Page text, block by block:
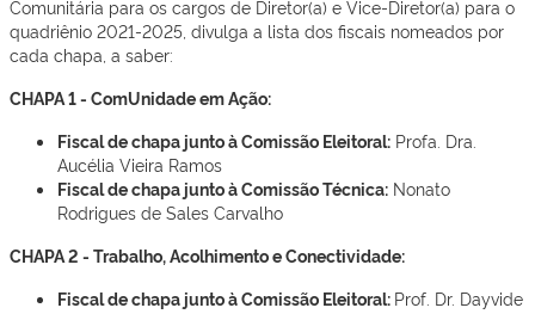
Comunitária para os cargos de Diretor(a) e Vice-Diretor(a) para o
quadriênio 2021-2025, divulga a lista dos fiscais nomeados por
cada chapa, a saber:
CHAPA 1 - ComUnidade em Ação:
Fiscal de chapa junto à Comissão Eleitoral: Profa. Dra.
Aucélia Vieira Ramos
Fiscal de chapa junto à Comissão Técnica: Nonato
Rodrigues de Sales Carvalho
CHAPA 2 - Trabalho, Acolhimento e Conectividade:
Fiscal de chapa junto à Comissão Eleitoral: Prof. Dr. Dayvide